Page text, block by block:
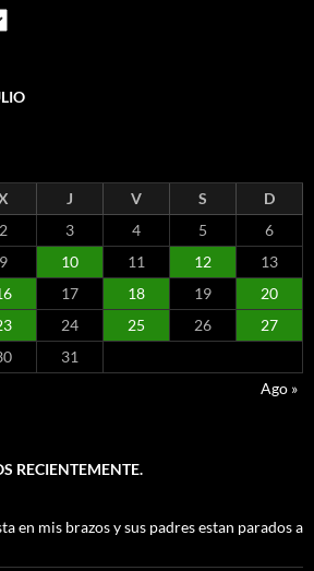
J V S
D
2 3 4 5
6
9 10 11 12
13
17 18 19
20
24 25 26
27
31
Ago »
RECIENTEMENTE.
en mis brazos y sus padres estan parados a